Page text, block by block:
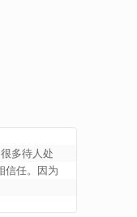
多待人处
信任。因为